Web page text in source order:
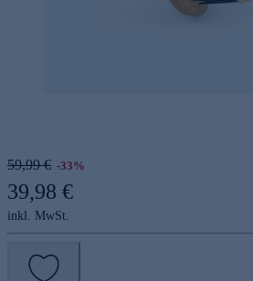
59,99 € -33%
39,98 €
inkl. MwSt.